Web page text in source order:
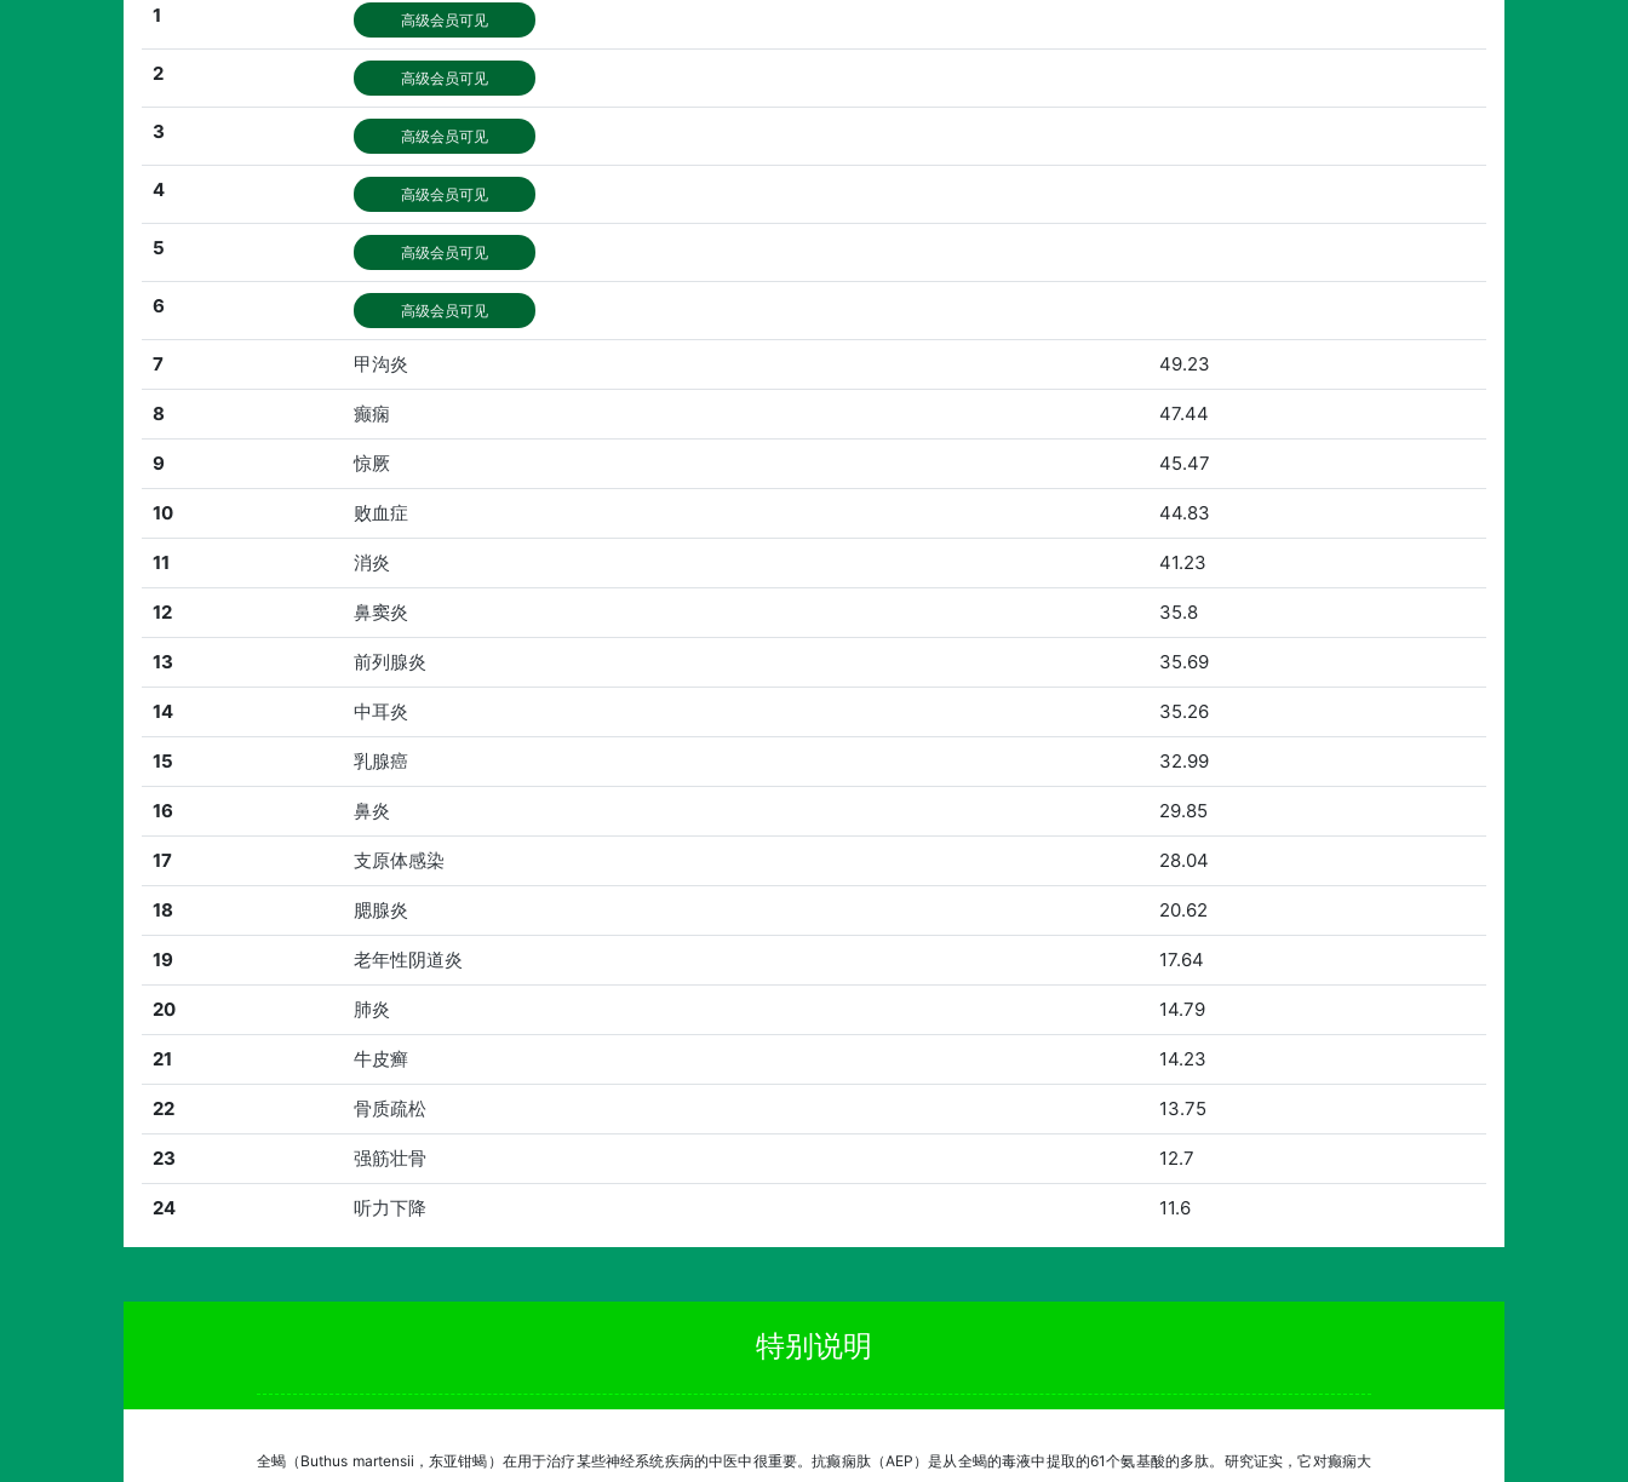
1 高级会员可见
2 高级会员可见
3 高级会员可见
4 高级会员可见
5 高级会员可见
6 高级会员可见
7 甲沟炎 49.23
8 癫痫 47.44
9 惊厥 45.47
10 败血症 44.83
11 消炎 41.23
12 鼻窦炎 35.8
13 前列腺炎 35.69
14 中耳炎 35.26
15 乳腺癌 32.99
16 鼻炎 29.85
17 支原体感染 28.04
18 腮腺炎 20.62
19 老年性阴道炎 17.64
20 肺炎 14.79
21 牛皮癣 14.23
22 骨质疏松 13.75
23 强筋壮骨 12.7
24 听力下降 11.6
特别说明
全蝎（Buthus martensii，东亚钳蝎）在用于治疗某些神经系统疾病的中医中很重要。抗癫痫肽（AEP）是从全蝎的毒液中提取的61个氨基酸的多肽。研究证实，它对癫痫大